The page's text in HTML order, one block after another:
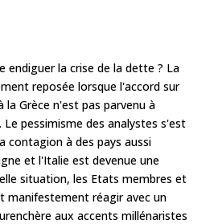
endiguer la crise de la dette ? La
reposée lorsque l'accord sur
la Grèce n'est pas parvenu à
Le pessimisme des analystes s'est
contagion à des pays aussi
et l'Italie est devenue une
situation, les Etats membres et
manifestement réagir avec un
aux accents millénaristes